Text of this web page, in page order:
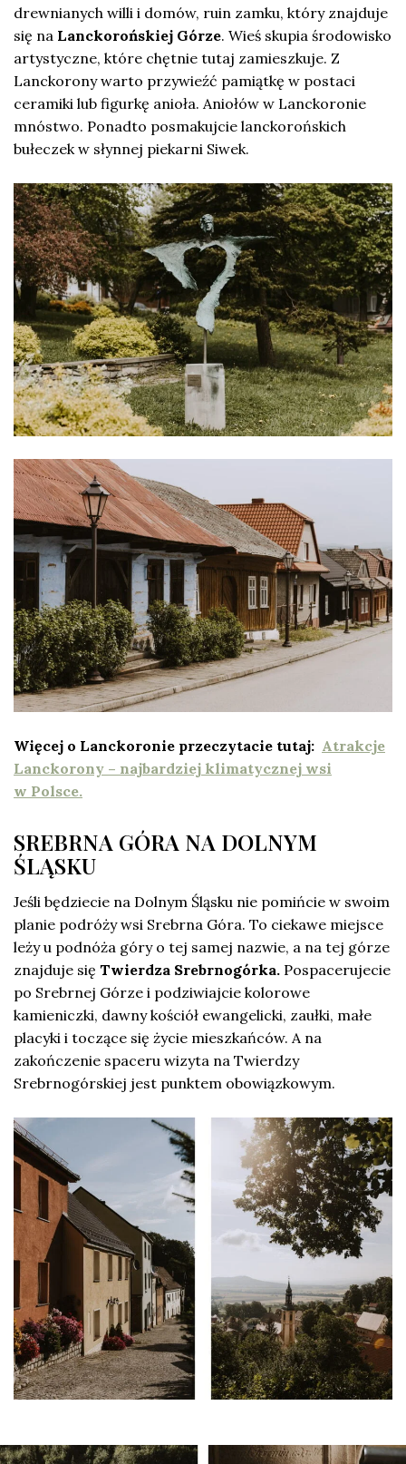
drewnianych willi i domów, ruin zamku, który znajduje
się na Lanckorońskiej Górze. Wieś skupia środowisko
artystyczne, które chętnie tutaj zamieszkuje. Z
Lanckorony warto przywieźć pamiątkę w postaci
ceramiki lub figurkę anioła. Aniołów w Lanckoronie
mnóstwo. Ponadto posmakujcie lanckorońskich
bułeczek w słynnej piekarni Siwek.
Więcej o Lanckoronie przeczytacie tutaj: Atrakcje
Lanckorony – najbardziej klimatycznej wsi
w Polsce.
SREBRNA GÓRA NA DOLNYM
ŚLĄSKU
Jeśli będziecie na Dolnym Śląsku nie pomińcie w swoim
planie podróży wsi Srebrna Góra. To ciekawe miejsce
leży u podnóża góry o tej samej nazwie, a na tej górze
znajduje się Twierdza Srebrnogórka. Pospacerujecie
po Srebrnej Górze i podziwiajcie kolorowe
kamieniczki, dawny kościół ewangelicki, zaułki, małe
placyki i toczące się życie mieszkańców. A na
zakończenie spaceru wizyta na Twierdzy
Srebrnogórskiej jest punktem obowiązkowym.